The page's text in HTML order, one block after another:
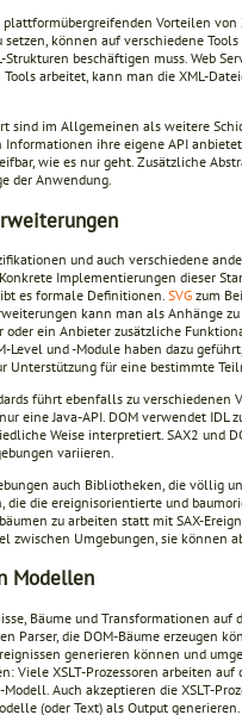
Vorteilen
setzen, können auf verschiedene
beschäftigen muss. Web
arbeitet, kann man die XML-
sind im Allgemeinen als weitere
ihre eigene API
wie es nur geht. Zusätzliche
der Anwendung.
und auch verschiedene
Implementierungen dieser
es formale Definitionen.SVG zum
kann man als Anhänge
oder ein Anbieter zusätzliche
Level und -Module haben dazu
Unterstützung für eine bestimmte
führt ebenfalls zu verschiedenen
eine Java-API. DOM verwendet
Weise interpretiert. SAX2 und
variieren.
auch Bibliotheken, die völlig
die ereignisorientierte und
zu arbeiten statt mit SAX-
zwischen Umgebungen, sie können
Modellen
Bäume und Transformationen
Parser, die DOM-Bäume erzeugen
generieren können und
Viele XSLT-Prozessoren arbeiten
Auch akzeptieren die XSLT-
(oder Text) als Output generieren.